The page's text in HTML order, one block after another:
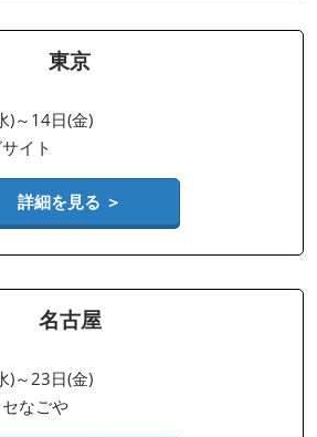
東京
)～14日(金)
イト
詳細を見る ＞
名古屋
)～23日(金)
なごや